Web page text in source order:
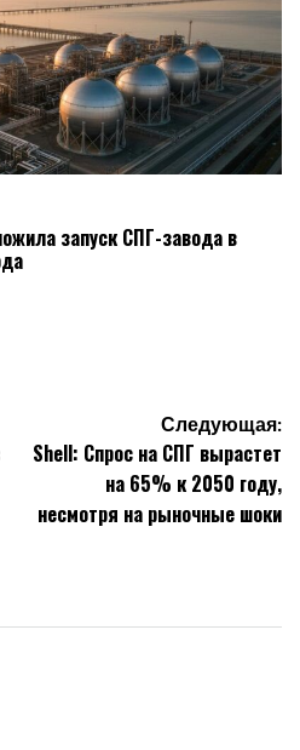
запуск СПГ-завода в
Следующая:
Shell: Спрос на СПГ вырастет
на 65% к 2050 году,
несмотря на рыночные шоки